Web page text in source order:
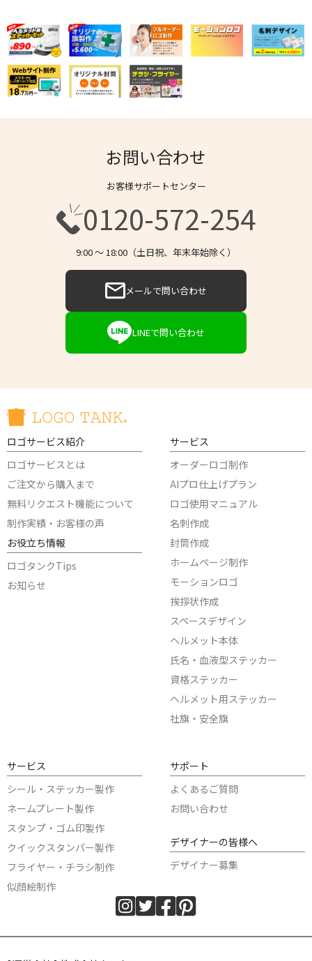
お問い合わせ
お客様サポートセンター
0120-572-254
9:00 〜 18:00（土日祝、年末年始除く）
メールで問い合わせ
LINEで問い合わせ
ロゴサービス紹介
ロゴサービスとは
ご注文から購入まで
無料リクエスト機能について
制作実績・お客様の声
お役立ち情報
ロゴタンクTips
お知らせ
サービス
オーダーロゴ制作
AIプロ仕上げプラン
ロゴ使用マニュアル
名刺作成
封筒作成
ホームページ制作
モーションロゴ
挨拶状作成
スペースデザイン
ヘルメット本体
氏名・血液型ステッカー
資格ステッカー
ヘルメット用ステッカー
社旗・安全旗
サービス
シール・ステッカー製作
ネームプレート製作
スタンプ・ゴム印製作
クイックスタンパー製作
フライヤー・チラシ制作
似顔絵制作
サポート
よくあるご質問
お問い合わせ
デザイナーの皆様へ
デザイナー募集